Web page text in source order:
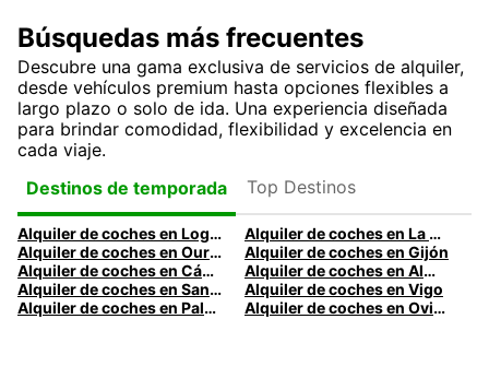
Búsquedas más frecuentes
Descubre una gama exclusiva de servicios de alquiler,
desde vehículos premium hasta opciones flexibles a
largo plazo o solo de ida. Una experiencia diseñada
para brindar comodidad, flexibilidad y excelencia en
cada viaje.
Destinos de temporada
Top Destinos
Alquiler de coches en Logroño
Alquiler de coches en La Coruña
Alquiler de coches en Ourense
Alquiler de coches en Gijón
Alquiler de coches en Cádiz
Alquiler de coches en Almería
Alquiler de coches en Santander
Alquiler de coches en Vigo
Alquiler de coches en Palma
Alquiler de coches en Oviedo